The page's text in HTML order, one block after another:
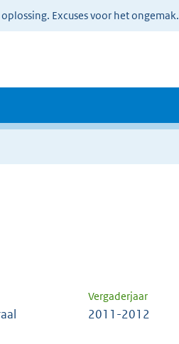
Excuses voor het ongemak.
Vergaderjaar
2011-2012